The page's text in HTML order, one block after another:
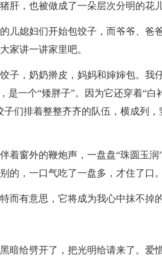
肝，也被做成了一朵层次分明的花
儿媳妇们开始包饺子，而爷爷、爸
家讲一讲家里吧。
子，奶奶擀皮，妈妈和婶婶包。我
是一个“矮胖子”。因为它还穿着“
子们排着整整齐齐的队伍，横成列
着窗外的鞭炮声，一盘盘“珠圆玉
的，一口气吃了一盘多，才住了口。
而有意思，它将成为我心中抹不掉
暗给劈开了，把光明给请来了。爱